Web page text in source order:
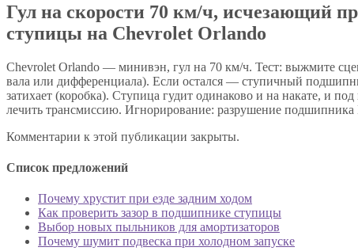
Гул на скорости 70 км/ч, исчезающий
ступицы на Chevrolet Orlando
Chevrolet Orlando — минивэн, гул на 70 км/ч. Тест: выжмите
вала или дифференциала). Если остался — ступичный
затихает (коробка). Ступица гудит одинаково и на накате, и
лечить трансмиссию. Игнорирование: разрушение
Комментарии к этой публикации закрыты.
Список предложений
Почему хрустит при езде задним ходом
Как проверить зазор в подшипнике ступицы
Выбор новых пыльников для амортизаторов
Почему шумит подвеска при холодном запуске